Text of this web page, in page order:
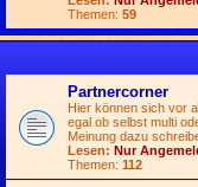
Themen: 59
Partnercorner
Hier können sich vor
egal ob selbst multi
Meinung dazu
Lesen: Nur
Themen: 112